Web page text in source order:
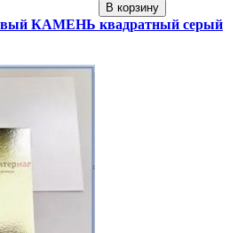
В корзину
КАМЕНЬ квадратный серый